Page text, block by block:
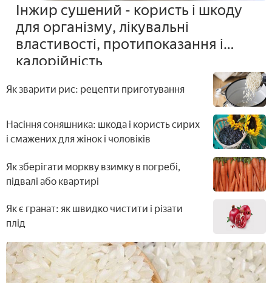
Інжир сушений - користь і шкоду
для організму, лікувальні
властивості, протипоказання і
калорійність
Як зварити рис: рецепти приготування
Насіння соняшника: шкода і користь сирих
і смажених для жінок і чоловіків
Як зберігати моркву взимку в погребі,
підвалі або квартирі
Як є гранат: як швидко чистити і різати
плід